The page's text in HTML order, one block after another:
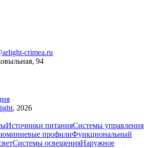
crimea.ru
94
, 2026
Источники питанияСистемы управления
профилиФункциональный
Системы освещенияНаружное